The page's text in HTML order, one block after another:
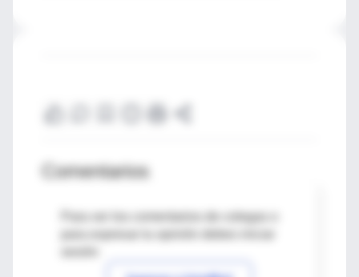
Comentarios
Para ver los comentarios de colegas o